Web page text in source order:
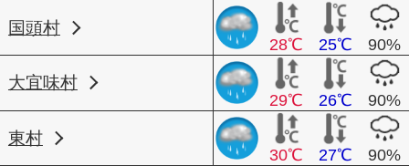
国頭村
28℃ 25℃ 90%
大宜味村
29℃ 26℃ 90%
東村
30℃ 27℃ 90%